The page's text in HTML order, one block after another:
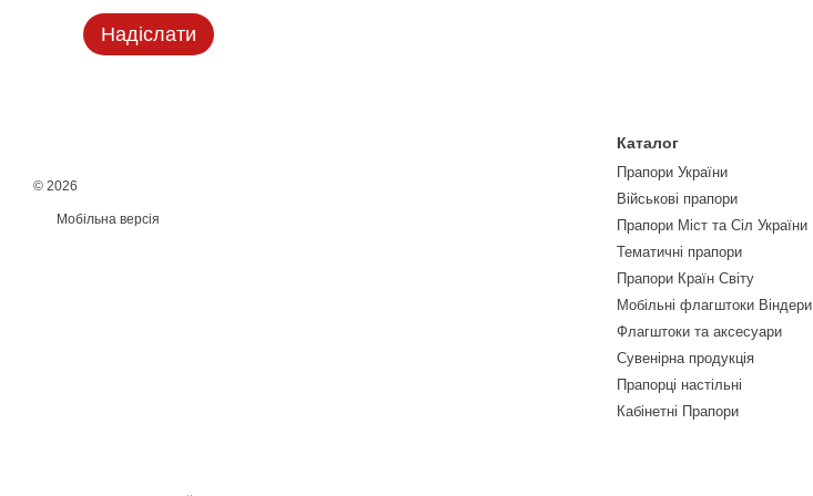
Надіслати
© 2026
Мобільна версія
Каталог
Прапори України
Військові прапори
Прапори Міст та Сіл України
Тематичні прапори
Прапори Країн Світу
Мобільні флагштоки Віндери
Флагштоки та аксесуари
Сувенірна продукція
Прапорці настільні
Кабінетні Прапори